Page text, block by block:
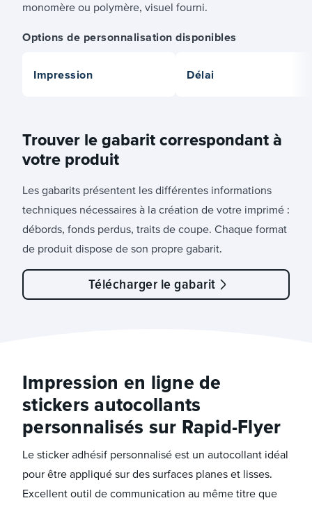
monomère ou polymère, visuel fourni.
Options de personnalisation disponibles
Impression Délai
Trouver le gabarit correspondant à
votre produit
Les gabarits présentent les différentes informations
techniques nécessaires à la création de votre imprimé :
débords, fonds perdus, traits de coupe. Chaque format
de produit dispose de son propre gabarit.
Télécharger le gabarit
Impression en ligne de
stickers autocollants
personnalisés sur Rapid-Flyer
Le sticker adhésif personnalisé est un autocollant idéal
pour être appliqué sur des surfaces planes et lisses.
Excellent outil de communication au même titre que